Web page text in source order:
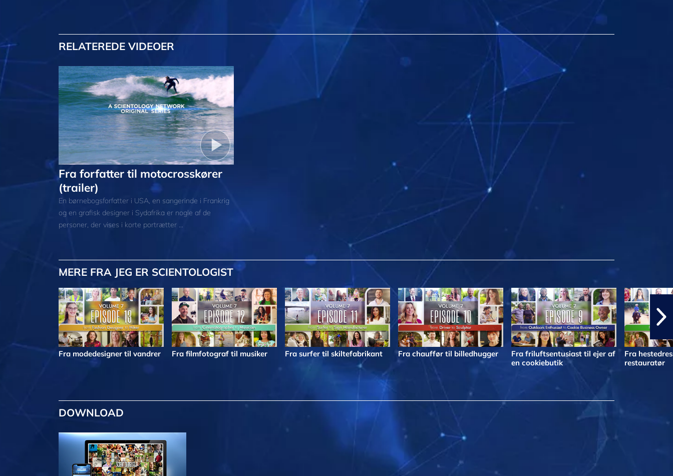
RELATEREDE VIDEOER
Fra forfatter til motocrosskører
(trailer)
En børnebogsforfatter i USA, en sangerinde i Frankrig
og en grafisk designer i Sydafrika er nogle af de
personer, der vises i korte portrætter ...
MERE FRA JEG ER SCIENTOLOGIST
Fra modedesigner til vandrer Fra filmfotograf til musiker Fra surfer til skiltefabrikant Fra chauffør til billedhugger
Fra friluftsentusiast til ejer af
en cookiebutik
Fra
restauratør
DOWNLOAD